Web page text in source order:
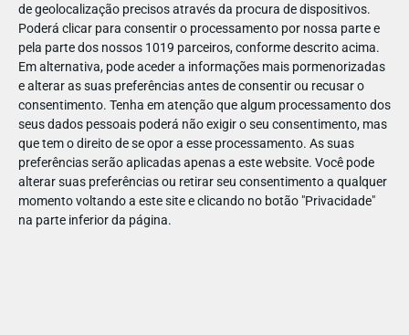
de geolocalização precisos através da procura de dispositivos.
Poderá clicar para consentir o processamento por nossa parte e
pela parte dos nossos 1019 parceiros, conforme descrito acima.
Em alternativa, pode aceder a informações mais pormenorizadas
e alterar as suas preferências antes de consentir ou recusar o
consentimento. Tenha em atenção que algum processamento dos
seus dados pessoais poderá não exigir o seu consentimento, mas
que tem o direito de se opor a esse processamento. As suas
preferências serão aplicadas apenas a este website. Você pode
alterar suas preferências ou retirar seu consentimento a qualquer
momento voltando a este site e clicando no botão "Privacidade"
na parte inferior da página.
10
239651549344092